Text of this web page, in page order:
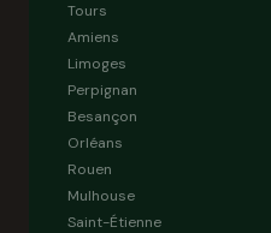
Tours
Amiens
Limoges
Perpignan
Besançon
Orléans
Rouen
Mulhouse
Saint-Étienne